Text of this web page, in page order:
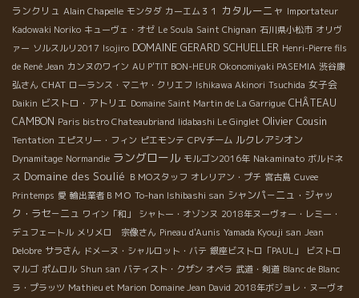
ランクリュ Alain Chapelle モンタダ カーエム３１ カタルーニャ Importateur
Kadowaki Noriko キューヴェ・オゼ Le Soula Saint Chignan 石川県小松市 オリヴ
ァー ソルスルリ2017 Isojiro DOMAINE GERARD SCHUELLER Henri-Pierre fils
de René Jean カンヌのワイン AU P'TIT BON-HEUR Okonomiyaki PASEMIA 渋谷康
弘さん CHAT ローランス・マニヤ・クリエフ Ishikawa Akinori Tsuchida 女子会
Daikin ビストロ・アトリエ Domaine Saint Martin de La Garrigue CHÂTEAU
CAMBON Paris bistro Chateaubriand Iidabashi Le Ginglet Olivier Cousin
Tentation エピスリー・フィン ピエモンテ CPVチーム ルクレアシオン
Dynamitage Normandie ラングロール モルゴン2016年 Nakaminato ボルドネ
ス Domaine des Soulié ＢＭОスタッフ オレリアン・プチ 宮古島 Cuvee
Printemps 愛 輸出業者ＢＭＯ To-han Ishibashi san シャンパ－ニュ・ジャッ
ク・ラセ－ニュ ワイン「和」 シャトー・オゾンヌ 2018年ヌーヴォー・レミー・
デュフェートル メリメロ 宗像さん Pineau d'Aunis Yamada Kyouji san Jean
Delobre サラさん ドメーヌ・シャルロット・バテ 銀座ビストロ「PAUL」
ビストロ
マルゴ ポムロル Shun san バティスト・クザン オペラ 武道・剣道 Blanc de Blanc
ラ・プラッツ Mathieu et Marion Domaine Jean David 2018年ボジョレ・ヌーヴォ